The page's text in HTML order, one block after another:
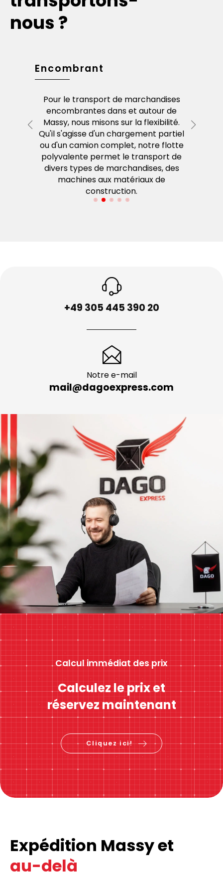
nous ?
Encombrant
Pour le transport de marchandises
encombrantes dans et autour de
Massy, nous misons sur la flexibilité.
Qu'il s'agisse d'un chargement partiel
ou d'un camion complet, notre flotte
polyvalente permet le transport de
divers types de marchandises, des
machines aux matériaux de
construction.
+49 305 445 390 20
Notre e-mail
mail@dagoexpress.com
Calcul immédiat des prix
Calculez le prix et
réservez maintenant
Cliquez ici!
Expédition Massy et
au-delà